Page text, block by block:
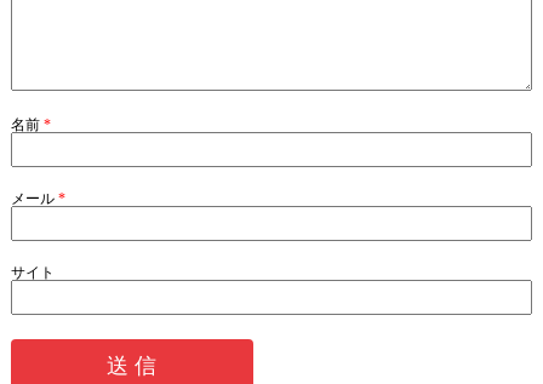
名前 *
メール *
サイト